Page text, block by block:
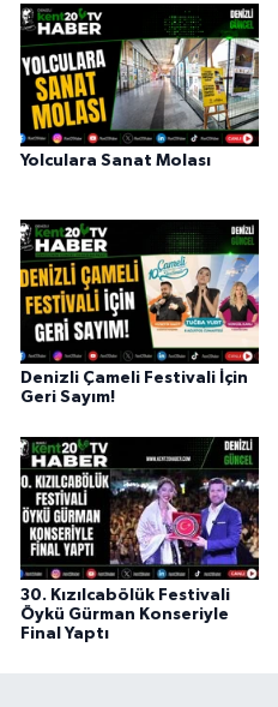
Yolculara Sanat Molası
Denizli Çameli Festivali İçin
Geri Sayım!
30. Kızılcabölük Festivali
Öykü Gürman Konseriyle
Final Yaptı